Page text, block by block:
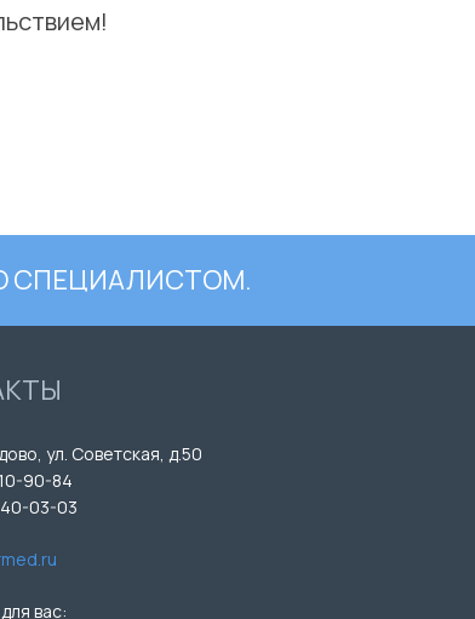
СПЕЦИАЛИСТОМ.
ул. Советская, д.50
90-84
03-03
вас: